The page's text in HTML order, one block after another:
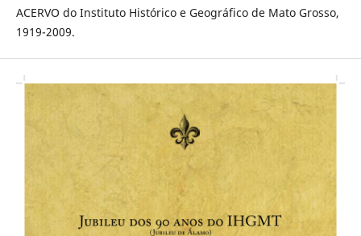
ACERVO do Instituto Histórico e Geográfico de Mato Grosso,
1919-2009.